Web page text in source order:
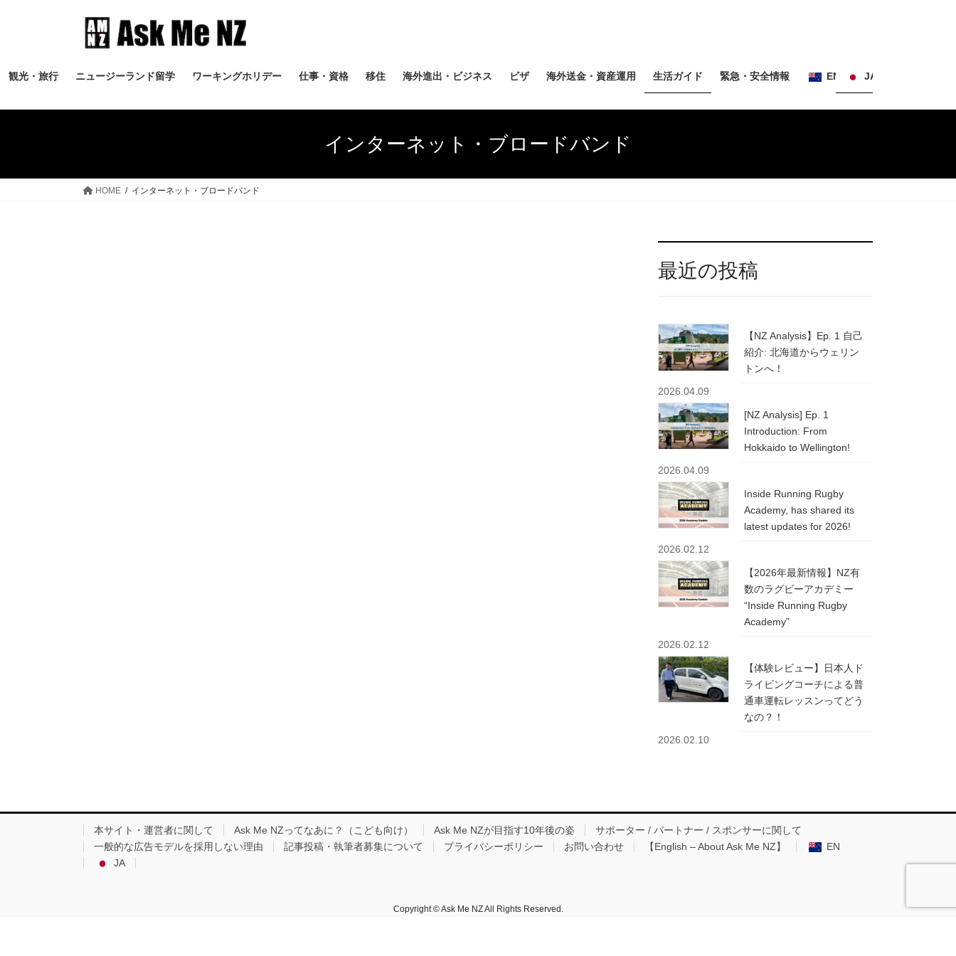
ツ
ス
シ
ン
観光・旅行 ニュージーランド留学 ワーキングホリデー 仕事・資格 移住 海外進出・ビジネス ビザ 海外送金・資産運用 生活ガイド 緊急・安全情報 EN JA
インターネット・ブロードバンド
HOME インターネット・ブロードバンド
最近の投稿
【NZ Analysis】Ep. 1 自己
紹介: 北海道からウェリン
トンへ！
2026.04.09
[NZ Analysis] Ep. 1
Introduction: From
Hokkaido to Wellington!
2026.04.09
Inside Running Rugby
Academy, has shared its
latest updates for 2026!
2026.02.12
【2026年最新情報】NZ有
数のラグビーアカデミー
“Inside Running Rugby
Academy”
2026.02.12
【体験レビュー】日本人ド
ライビングコーチによる普
通車運転レッスンってどう
なの？！
2026.02.10
本サイト・運営者に関して Ask Me NZってなあに？（こども向け） Ask Me NZが目指す10年後の姿
サポーター / パートナー / スポンサーに関して
一般的な広告モデルを採用しない理由
記事投稿・執筆者募集について プライバシーポリシー お問い合わせ 【English – About Ask Me NZ】
EN
JA
Copyright © Ask Me NZ All Rights Reserved.